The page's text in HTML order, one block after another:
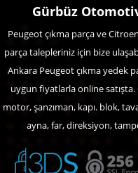
Gürbüz
Peugeot çıkma parça ve
parça talepleriniz için bize
Ankara Peugeot çıkma yedek
uygun fiyatlarla online satışta.
motor, şanzıman, kapı. blok,
ayna, far, direksiyon,